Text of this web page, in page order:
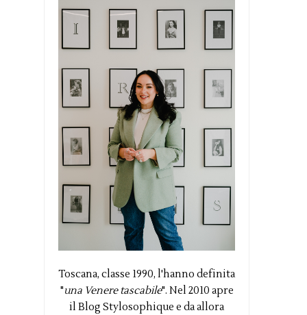
Toscana, classe 1990, l'hanno definita
"una Venere tascabile". Nel 2010 apre
il Blog Stylosophique e da allora